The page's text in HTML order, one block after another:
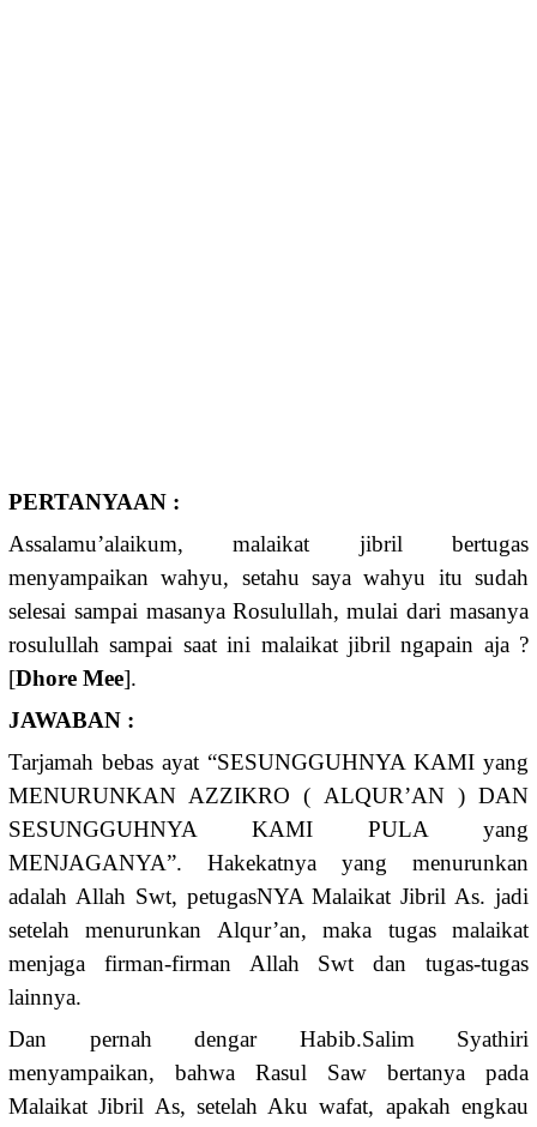
PERTANYAAN :
Assalamu’alaikum, malaikat jibril bertugas
menyampaikan wahyu, setahu saya wahyu itu sudah
selesai sampai masanya Rosulullah, mulai dari masanya
rosulullah sampai saat ini malaikat jibril ngapain aja ?
[Dhore Mee].
JAWABAN :
Tarjamah bebas ayat “SESUNGGUHNYA KAMI yang
MENURUNKAN AZZIKRO ( ALQUR’AN ) DAN
SESUNGGUHNYA KAMI PULA yang
MENJAGANYA”. Hakekatnya yang menurunkan
adalah Allah Swt, petugasNYA Malaikat Jibril As. jadi
setelah menurunkan Alqur’an, maka tugas malaikat
menjaga firman-firman Allah Swt dan tugas-tugas
lainnya.
Dan pernah dengar Habib.Salim Syathiri
menyampaikan, bahwa Rasul Saw bertanya pada
Malaikat Jibril As, setelah Aku wafat, apakah engkau